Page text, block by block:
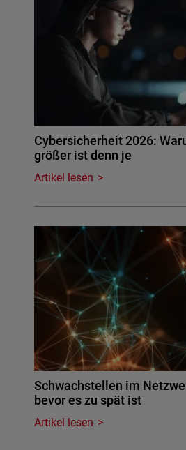
Cybersicherheit 2026:
größer ist denn je
Artikel lesen
Schwachstellen im
bevor es zu spät ist
Artikel lesen